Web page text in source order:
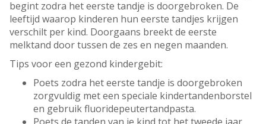
begint zodra het eerste tandje is doorgebroken. De
leeftijd waarop kinderen hun eerste tandjes krijgen
verschilt per kind. Doorgaans breekt de eerste
melktand door tussen de zes en negen maanden.
Tips voor een gezond kindergebit:
Poets zodra het eerste tandje is doorgebroken
zorgvuldig met een speciale kindertandenborstel
en gebruik fluoridepeutertandpasta.